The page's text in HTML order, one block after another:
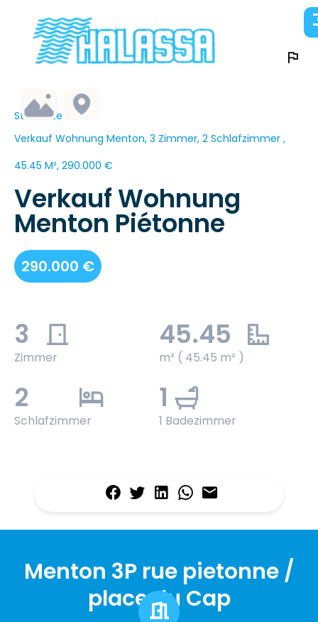
Startseite
Verkauf Wohnung Menton, 3 Zimmer, 2 Schlafzimmer ,
45.45 M², 290.000 €
Verkauf Wohnung
Menton Piétonne
290.000 €
3
Zimmer
45.45
m² ( 45.45 m² )
2
Schlafzimmer
1
1 Badezimmer
Menton 3P rue pietonne /
place du Cap